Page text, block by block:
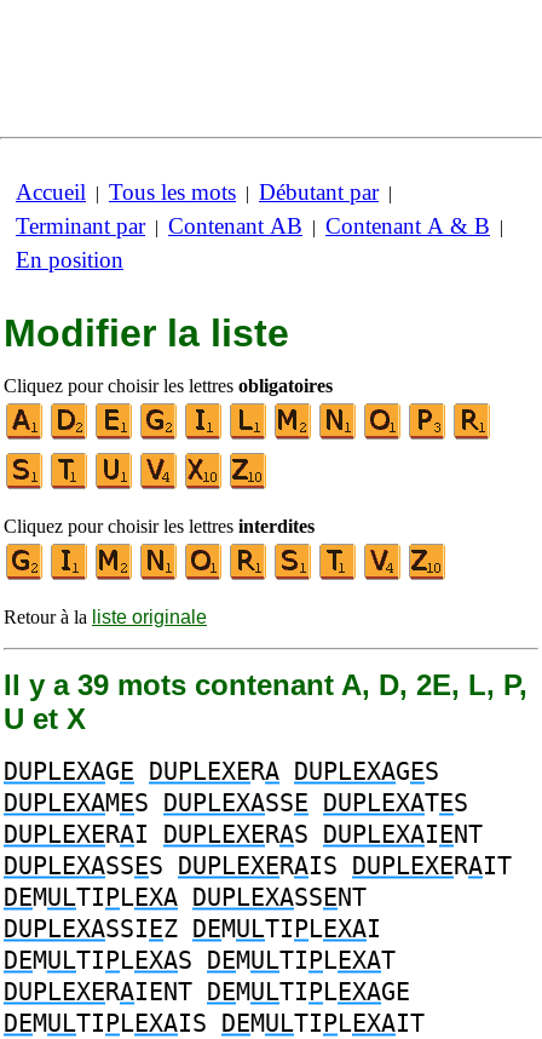
Accueil | Tous les mots | Débutant par|
Terminant par| Contenant AB | Contenant A & B |
En position
Modifier la liste
Cliquez pour choisir les lettres obligatoires
Cliquez pour choisir les lettres interdites
Retour à la liste originale
Il y a 39 mots contenant A, D, 2E, L, P,
U et X
DUPLEXAGE DUPLEXERA DUPLEXAGES
DUPLEXAMES DUPLEXASSE DUPLEXATES
DUPLEXERAI DUPLEXERAS DUPLEXAIENT
DUPLEXASSES DUPLEXERAIS DUPLEXERAIT
DEMULTIPLEXA DUPLEXASSENT
DUPLEXASSIEZ DEMULTIPLEXAI
DEMULTIPLEXAS DEMULTIPLEXAT
DUPLEXERAIENT DEMULTIPLEXAGE
DEMULTIPLEXAIS DEMULTIPLEXAIT